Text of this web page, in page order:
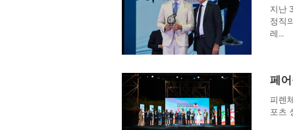
지난
정직
레...
페
피렌
포츠